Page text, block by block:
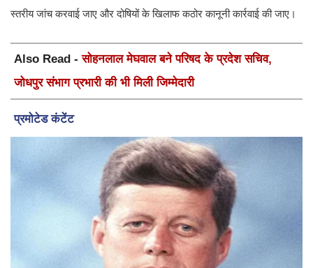
स्तरीय जांच करवाई जाए और दोषियों के खिलाफ कठोर कानूनी कार्रवाई की जाए।
Also Read -सोहनलाल मेघवाल बने परिषद के प्रदेश सचिव,
जोधपुर संभाग प्रभारी की भी मिली जिम्मेदारी